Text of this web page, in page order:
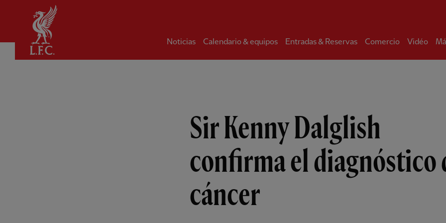
Noticias Calendario & equipos Entradas & Reservas Comercio Vidéo
Sir Kenny Dalglish
confirma el diagnóstico
cáncer